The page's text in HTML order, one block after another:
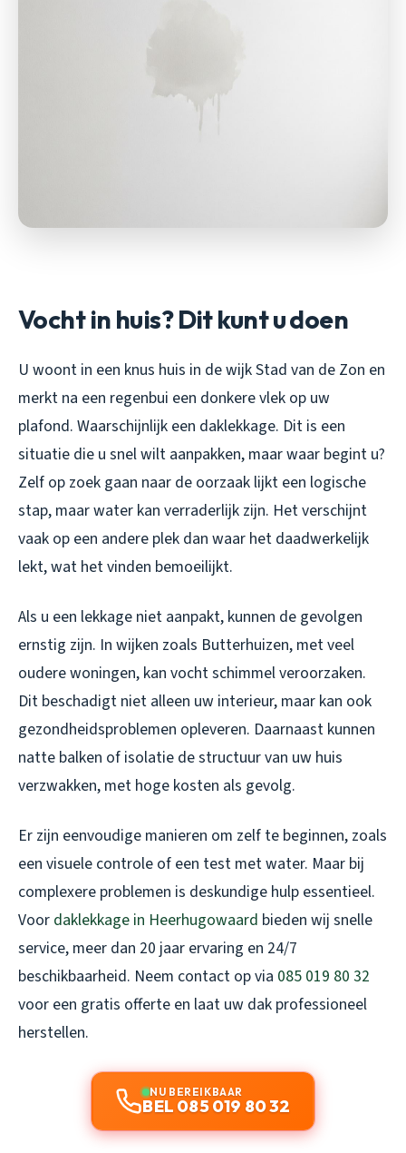
Vocht in huis? Dit kunt u doen
U woont in een knus huis in de wijk Stad van de Zon en
merkt na een regenbui een donkere vlek op uw
plafond. Waarschijnlijk een daklekkage. Dit is een
situatie die u snel wilt aanpakken, maar waar begint u?
Zelf op zoek gaan naar de oorzaak lijkt een logische
stap, maar water kan verraderlijk zijn. Het verschijnt
vaak op een andere plek dan waar het daadwerkelijk
lekt, wat het vinden bemoeilijkt.
Als u een lekkage niet aanpakt, kunnen de gevolgen
ernstig zijn. In wijken zoals Butterhuizen, met veel
oudere woningen, kan vocht schimmel veroorzaken.
Dit beschadigt niet alleen uw interieur, maar kan ook
gezondheidsproblemen opleveren. Daarnaast kunnen
natte balken of isolatie de structuur van uw huis
verzwakken, met hoge kosten als gevolg.
Er zijn eenvoudige manieren om zelf te beginnen, zoals
een visuele controle of een test met water. Maar bij
complexere problemen is deskundige hulp essentieel.
Voor daklekkage in Heerhugowaard bieden wij snelle
service, meer dan 20 jaar ervaring en 24/7
beschikbaarheid. Neem contact op via 085 019 80 32
voor een gratis offerte en laat uw dak professioneel
herstellen.
NU BEREIKBAAR
BEL 085 019 80 32